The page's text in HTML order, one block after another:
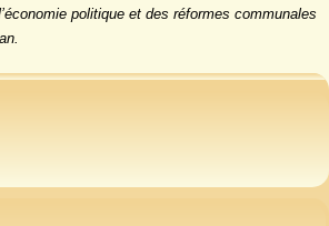
politique et des réformes communales